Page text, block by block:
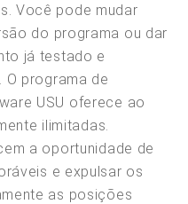
Você pode mudar
do programa ou dar
já testado e
programa de
USU oferece ao
ilimitadas.
a oportunidade de
e expulsar os
as posições